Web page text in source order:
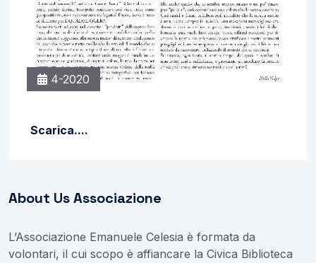
4-2020
Scarica....
About Us Associazione
L’Associazione Emanuele Celesia è formata da
volontari, il cui scopo è affiancare la Civica Biblioteca